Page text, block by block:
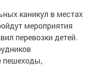
каникул в местах
мероприятия
перевозки детей.
пешеходы,